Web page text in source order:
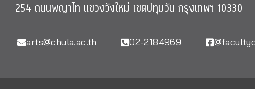
254 ถนนพญาไท แขวงวังใหม่ เขตปทุมวัน กรุงเทพฯ 10330
arts@chula.ac.th 02-2184969